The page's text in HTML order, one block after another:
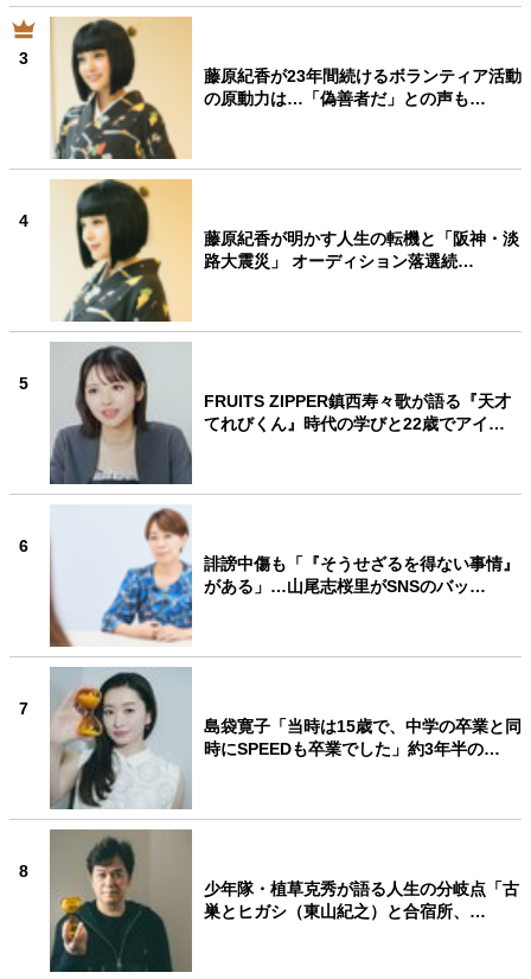
3
藤原紀香が23年間続けるボランティア活動
の原動力は…「偽善者だ」との声も…
4
藤原紀香が明かす人生の転機と「阪神・淡
路大震災」 オーディション落選続…
5
FRUITS ZIPPER鎮西寿々歌が語る『天才
てれびくん』時代の学びと22歳でアイ…
6
誹謗中傷も「『そうせざるを得ない事情』
がある」…山尾志桜里がSNSのバッ…
7
島袋寛子「当時は15歳で、中学の卒業と同
時にSPEEDも卒業でした」約3年半の…
8
少年隊・植草克秀が語る人生の分岐点「古
巣とヒガシ（東山紀之）と合宿所、…